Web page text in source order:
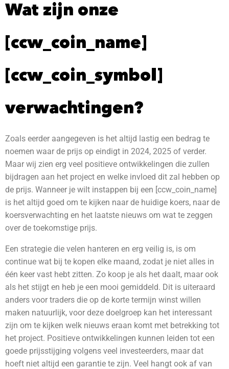
Wat zijn onze
[ccw_coin_name]
[ccw_coin_symbol]
verwachtingen?
Zoals eerder aangegeven is het altijd lastig een bedrag te
noemen waar de prijs op eindigt in 2024, 2025 of verder.
Maar wij zien erg veel positieve ontwikkelingen die zullen
bijdragen aan het project en welke invloed dit zal hebben op
de prijs. Wanneer je wilt instappen bij een [ccw_coin_name]
is het altijd goed om te kijken naar de huidige koers, naar de
koersverwachting en het laatste nieuws om wat te zeggen
over de toekomstige prijs.
Een strategie die velen hanteren en erg veilig is, is om
continue wat bij te kopen elke maand, zodat je niet alles in
één keer vast hebt zitten. Zo koop je als het daalt, maar ook
als het stijgt en heb je een mooi gemiddeld. Dit is uiteraard
anders voor traders die op de korte termijn winst willen
maken natuurlijk, voor deze doelgroep kan het interessant
zijn om te kijken welk nieuws eraan komt met betrekking tot
het project. Positieve ontwikkelingen kunnen leiden tot een
goede prijsstijging volgens veel investeerders, maar dat
hoeft niet altijd een garantie te zijn. Veel hangt ook af van